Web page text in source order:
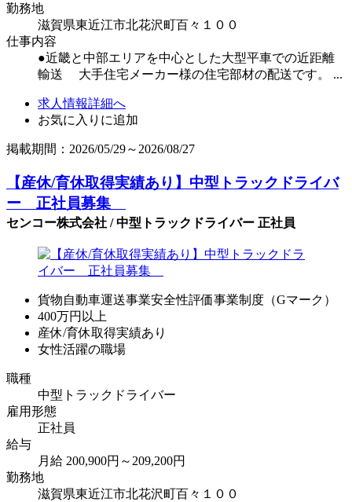
勤務地
滋賀県東近江市北花沢町百々１００
仕事内容
●近畿と中部エリアを中心とした大型平車での近距離
輸送 大手住宅メーカー様の住宅部材の配送です。 ...
求人情報詳細へ
お気に入りに追加
掲載期間：2026/05/29～2026/08/27
【産休/育休取得実績あり】中型トラックドライバ
ー 正社員募集
センコー株式会社 / 中型トラックドライバー 正社員
貨物自動車運送事業安全性評価事業制度（Gマーク）
400万円以上
産休/育休取得実績あり
女性活躍の職場
職種
中型トラックドライバー
雇用形態
正社員
給与
月給 200,900円～209,200円
勤務地
滋賀県東近江市北花沢町百々１００